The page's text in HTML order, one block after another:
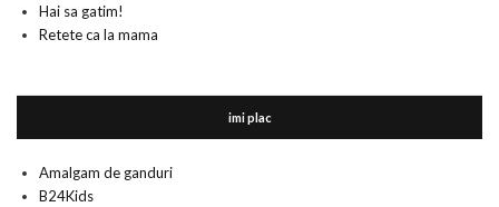
Hai sa gatim!
Retete ca la mama
imi plac
Amalgam de ganduri
B24Kids